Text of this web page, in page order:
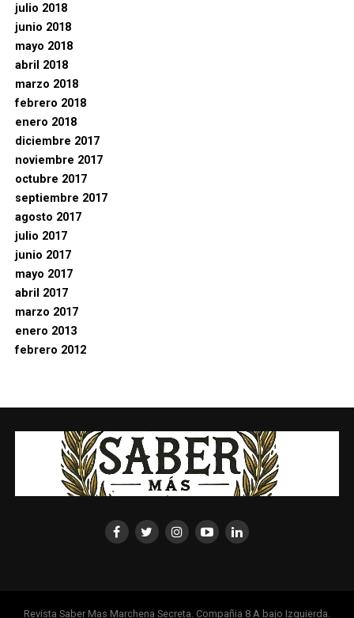
julio 2018
junio 2018
mayo 2018
abril 2018
marzo 2018
febrero 2018
enero 2018
diciembre 2017
noviembre 2017
octubre 2017
septiembre 2017
agosto 2017
julio 2017
junio 2017
mayo 2017
abril 2017
marzo 2017
enero 2013
febrero 2012
Revista Saber Mas Marchena Secreta. Compañia 8 A bajo Izquierda.